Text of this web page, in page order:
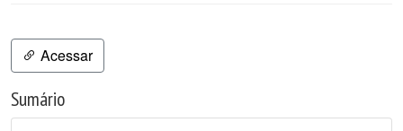
Acessar
Sumário